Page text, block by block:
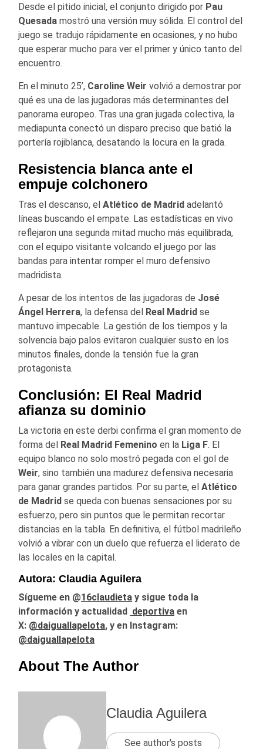
Desde el pitido inicial, el conjunto dirigido por Pau
Quesada mostró una versión muy sólida. El control del
juego se tradujo rápidamente en ocasiones, y no hubo
que esperar mucho para ver el primer y único tanto del
encuentro.
En el minuto 25’, Caroline Weir volvió a demostrar por
qué es una de las jugadoras más determinantes del
panorama europeo. Tras una gran jugada colectiva, la
mediapunta conectó un disparo preciso que batió la
portería rojiblanca, desatando la locura en la grada.
Resistencia blanca ante el
empuje colchonero
Tras el descanso, el Atlético de Madrid adelantó
líneas buscando el empate. Las estadísticas en vivo
reflejaron una segunda mitad mucho más equilibrada,
con el equipo visitante volcando el juego por las
bandas para intentar romper el muro defensivo
madridista.
A pesar de los intentos de las jugadoras de José
Ángel Herrera, la defensa del Real Madrid se
mantuvo impecable. La gestión de los tiempos y la
solvencia bajo palos evitaron cualquier susto en los
minutos finales, donde la tensión fue la gran
protagonista.
Conclusión: El Real Madrid
afianza su dominio
La victoria en este derbi confirma el gran momento de
forma del Real Madrid Femenino en la Liga F. El
equipo blanco no solo mostró pegada con el gol de
Weir, sino también una madurez defensiva necesaria
para ganar grandes partidos. Por su parte, el Atlético
de Madrid se queda con buenas sensaciones por su
esfuerzo, pero sin puntos que le permitan recortar
distancias en la tabla. En definitiva, el fútbol madrileño
volvió a vibrar con un duelo que refuerza el liderato de
las locales en la capital.
Autora: Claudia Aguilera
Sígueme en @16claudieta y sigue toda la
información y actualidad deportiva en
X: @daiguallapelota, y en Instagram:
@daiguallapelota
About The Author
Claudia Aguilera
See author's posts